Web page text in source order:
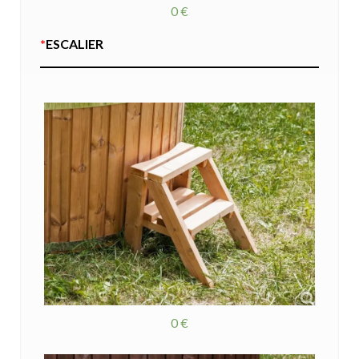
0 €
*ESCALIER
0 €